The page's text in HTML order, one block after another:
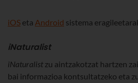
iOS eta Android sistema
iNaturalist
iNaturalist zu aintzakotzat hartzen
bai informazioa kontsultatzeko eta